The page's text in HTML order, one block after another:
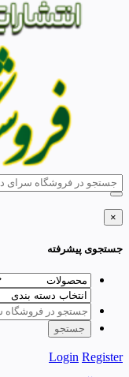
×
جستجوی پیشرفته
Login Register